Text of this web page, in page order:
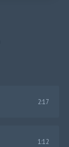
2:17
1:12